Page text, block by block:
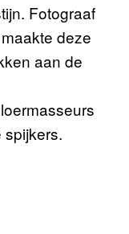
Fotograaf
deze
aan de